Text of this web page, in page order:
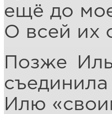
ещё до
О всей их
Позже
Илю